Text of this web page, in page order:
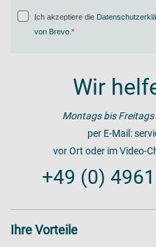
Ich akzeptiere die
von Brevo
Wir
Montags bis Freitags
per E-Mail:
vor Ort oder im Video-
+49 (0)
Ihre Vorteile